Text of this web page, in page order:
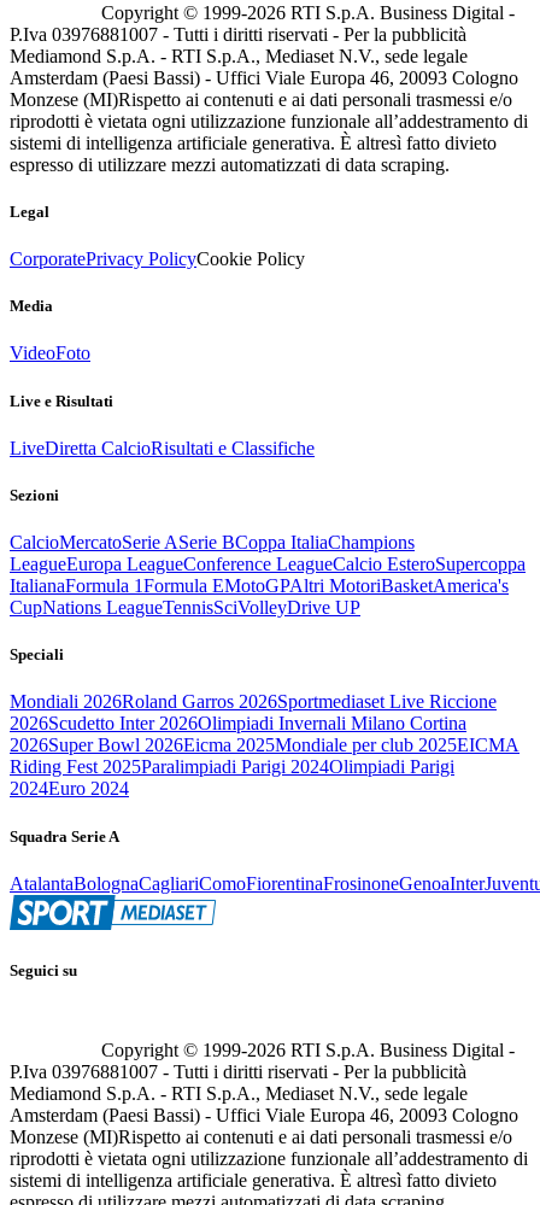
Copyright © 1999-2026 RTI S.p.A. Business Digital -
P.Iva 03976881007 - Tutti i diritti riservati - Per la pubblicità
Mediamond S.p.A. - RTI S.p.A., Mediaset N.V., sede legale
Amsterdam (Paesi Bassi) - Uffici Viale Europa 46, 20093 Cologno
Monzese (MI)Rispetto ai contenuti e ai dati personali trasmessi e/o
riprodotti è vietata ogni utilizzazione funzionale all’addestramento di
sistemi di intelligenza artificiale generativa. È altresì fatto divieto
espresso di utilizzare mezzi automatizzati di data scraping.
Legal
CorporatePrivacy PolicyCookie Policy
Media
VideoFoto
Live e Risultati
LiveDiretta CalcioRisultati e Classifiche
Sezioni
CalcioMercatoSerie ASerie BCoppa ItaliaChampions
LeagueEuropa LeagueConference LeagueCalcio EsteroSupercoppa
ItalianaFormula 1Formula EMotoGPAltri MotoriBasketAmerica's
CupNations LeagueTennisSciVolleyDrive UP
Speciali
Mondiali 2026Roland Garros 2026Sportmediaset Live Riccione
2026Scudetto Inter 2026Olimpiadi Invernali Milano Cortina
2026Super Bowl 2026Eicma 2025Mondiale per club 2025EICMA
Riding Fest 2025Paralimpiadi Parigi 2024Olimpiadi Parigi
2024Euro 2024
Squadra Serie A
AtalantaBolognaCagliariComoFiorentinaFrosinoneGenoaInter
Seguici su
Copyright © 1999-2026 RTI S.p.A. Business Digital -
P.Iva 03976881007 - Tutti i diritti riservati - Per la pubblicità
Mediamond S.p.A. - RTI S.p.A., Mediaset N.V., sede legale
Amsterdam (Paesi Bassi) - Uffici Viale Europa 46, 20093 Cologno
Monzese (MI)Rispetto ai contenuti e ai dati personali trasmessi e/o
riprodotti è vietata ogni utilizzazione funzionale all’addestramento di
sistemi di intelligenza artificiale generativa. È altresì fatto divieto